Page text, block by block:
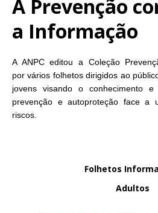
A Prevenção
a Informação
A ANPC editou a Coleção
por vários folhetos dirigidos ao
jovens visando o conhecimento
prevenção e autoproteção face a
riscos.
Folhetos
Adultos